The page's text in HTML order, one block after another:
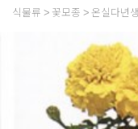
4 매
5 백
식물류 꽃모종 온실다년생